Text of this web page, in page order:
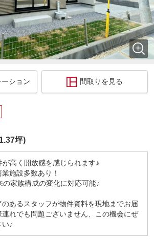
ション 間取りを見る
坪)
高く開放感を感じられます♪
施設多数あり！
の家族構成の変化に対応可能♪
あるスタッフが物件資料を現地までお届
れでも問題ございません、この機会にぜ
♪